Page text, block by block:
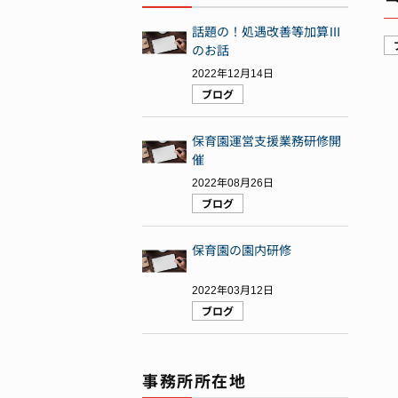
話題の！処遇改善等加算Ⅲ
のお話
2022年12月14日
ブログ
保育園運営支援業務研修開
催
2022年08月26日
ブログ
保育園の園内研修
2022年03月12日
ブログ
事務所所在地